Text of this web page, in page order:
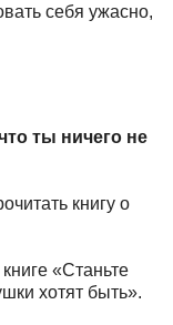
себя ужасно,
ты ничего не
книгу о
«Станьте
хотят быть».